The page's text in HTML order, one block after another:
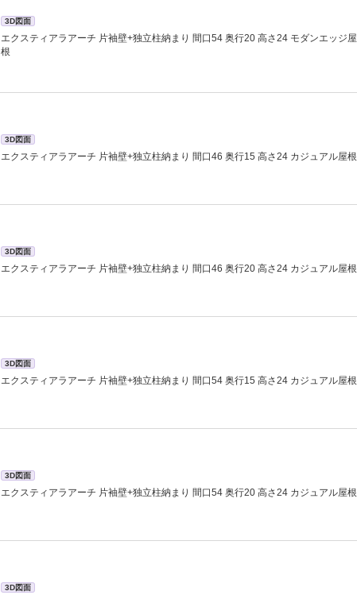
3D図面
エクスティアラアーチ 片袖壁+独立柱納まり 間口54 奥行20 高さ24 モダンエッジ屋
根
3D図面
エクスティアラアーチ 片袖壁+独立柱納まり 間口46 奥行15 高さ24 カジュアル屋根
3D図面
エクスティアラアーチ 片袖壁+独立柱納まり 間口46 奥行20 高さ24 カジュアル屋根
3D図面
エクスティアラアーチ 片袖壁+独立柱納まり 間口54 奥行15 高さ24 カジュアル屋根
3D図面
エクスティアラアーチ 片袖壁+独立柱納まり 間口54 奥行20 高さ24 カジュアル屋根
3D図面